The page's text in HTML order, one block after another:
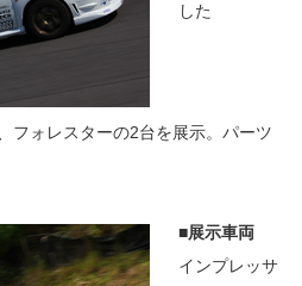
した
フォレスターの2台を展示。パーツ
■展示車両
インプレッサ